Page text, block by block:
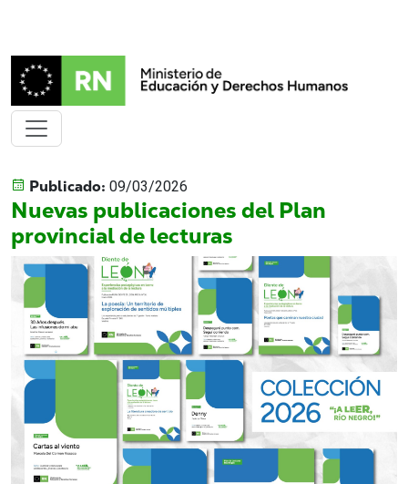
Publicado: 09/03/2026
Nuevas publicaciones del Plan
provincial de lecturas